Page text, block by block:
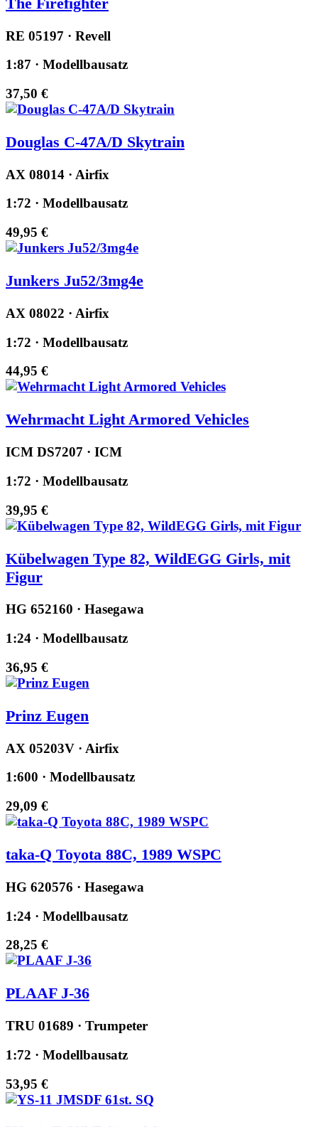
RE 05197 · Revell
1:87 · Modellbausatz
37,50 €
Douglas C-47A/D Skytrain
AX 08014 · Airfix
1:72 · Modellbausatz
49,95 €
Junkers Ju52/3mg4e
AX 08022 · Airfix
1:72 · Modellbausatz
44,95 €
Wehrmacht Light Armored Vehicles
ICM DS7207 · ICM
1:72 · Modellbausatz
39,95 €
Kübelwagen Type 82, WildEGG Girls, mit
Figur
HG 652160 · Hasegawa
1:24 · Modellbausatz
36,95 €
Prinz Eugen
AX 05203V · Airfix
1:600 · Modellbausatz
29,09 €
taka-Q Toyota 88C, 1989 WSPC
HG 620576 · Hasegawa
1:24 · Modellbausatz
28,25 €
PLAAF J-36
TRU 01689 · Trumpeter
1:72 · Modellbausatz
53,95 €